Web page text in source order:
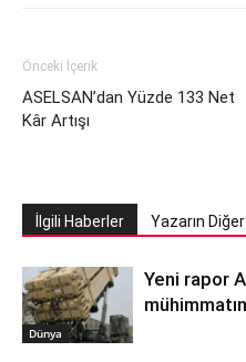
Önceki İçerik
ASELSAN’dan Yüzde 133 Net
Kâr Artışı
İlgili Haberler Yazarın
Dünya
Yeni rapor